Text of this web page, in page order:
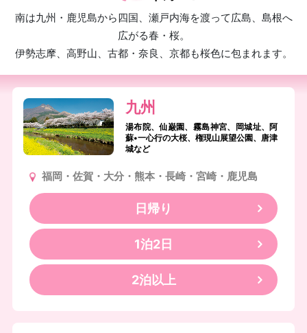
南は九州・鹿児島から四国、瀬戸内海を渡って広島、島根へ
広がる春・桜。
伊勢志摩、高野山、古都・奈良、京都も桜色に包まれます。
九州
湯布院、仙巌園、霧島神宮、岡城址、阿
蘇•一心行の大桜、権現山展望公園、唐津
城など
福岡・佐賀・大分・熊本・長崎・宮崎・鹿児島
日帰り
1泊2日
2泊以上